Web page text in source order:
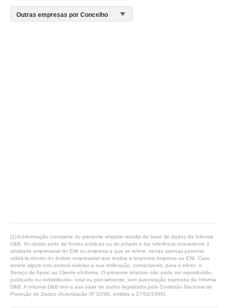
(1) A informação constante do presente relatório resulta da base de dados da Informa
D&B, foi obtida junto de fontes públicas ou do próprio e faz referência unicamente à
atividade empresarial do ENI ou empresa a que se refere, sendo apenas possível
utilizá-la dentro do âmbito empresarial que realiza a respetiva empresa ou ENI. Caso
detete algum erro poderá solicitar a sua retificação, contactando, para o efeito, o
Serviço de Apoio ao Cliente eInforma. O presente relatório não pode ser reproduzido,
publicado ou redistribuído, total ou parcialmente, sem autorização expressa da Informa
D&B. A Informa D&B tem a sua base de dados legalizada pela Comissão Nacional de
Proteção de Dados (Autorização Nº 32/96, emitida a 27/02/1996).